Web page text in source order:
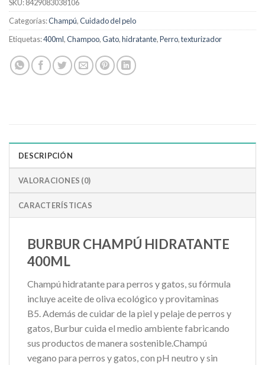
SKU:8429083038106
Categorías:Champú,Cuidado del pelo
Etiquetas:400ml,Champoo,Gato,hidratante,Perro,texturizador
DESCRIPCIÓN
VALORACIONES (0)
CARACTERÍSTICAS
BURBUR CHAMPÚ HIDRATANTE
400ML
Champú hidratante para perros y gatos, su fórmula
incluye aceite de oliva ecológico y provitaminas
B5. Además de cuidar de la piel y pelaje de perros y
gatos, Burbur cuida el medio ambiente fabricando
sus productos de manera sostenible.Champú
vegano para perros y gatos, con pH neutro y sin